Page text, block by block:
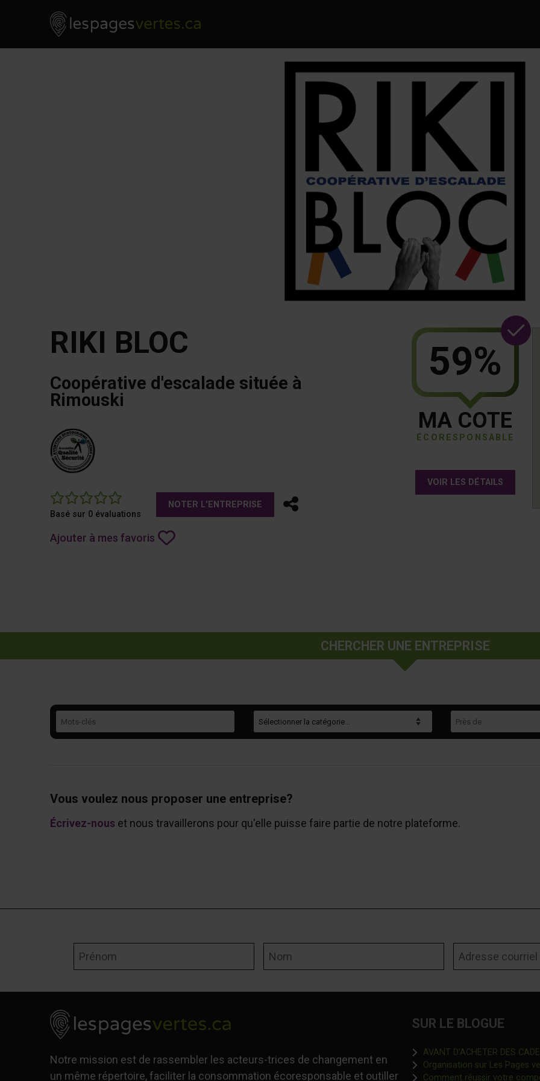
Skip to contentLes Pages Vertes - Go to homepage
RIKI BLOC
Coopérative d'escalade située à
Rimouski
0
Basé sur 0 évaluations
NOTER L'ENTREPRISE Partager
Ajouter à mes favoris
59%
MA COTE
ÉCORESPONSABLE
VOIR LES DÉTAILS
CHERCHER UNE ENTREPRISE
Vous voulez nous proposer une entreprise?
Écrivez-nouset nous travaillerons pour qu'elle puisse faire partie de notre plateforme.
Notre mission est de rassembler les acteurs-trices de changement en
un même répertoire, faciliter la consommation écoresponsable et outiller
SUR LE BLOGUE
AVANT D’ACHETER DES
Organisation sur Les Pages
Comment réussir votre